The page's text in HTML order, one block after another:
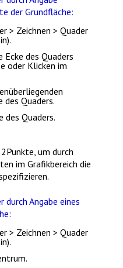
der Grundfläche:
> Zeichnen > Quader
Ecke des Quaders
oder Klicken im
des Quaders.
des Quaders.
2Punkte , um durch
im Grafikbereich die
durch Angabe eines
> Zeichnen > Quader
.